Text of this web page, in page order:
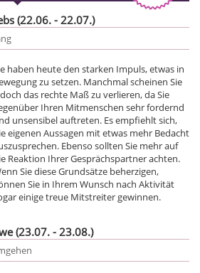
(22.06. - 22.07.)
haben heute den starken Impuls, etwas in
zu setzen. Manchmal scheinen Sie
das rechte Maß zu verlieren, da Sie
Ihren Mitmenschen sehr fordernd
unsensibel auftreten. Es empfiehlt sich,
eigenen Aussagen mit etwas mehr Bedacht
Ebenso sollten Sie mehr auf
Reaktion Ihrer Gesprächspartner achten.
Sie diese Grundsätze beherzigen,
Sie in Ihrem Wunsch nach Aktivität
einige treue Mitstreiter gewinnen.
(23.07. - 23.08.)